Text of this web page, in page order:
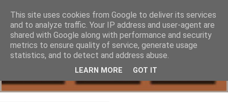
This site uses cookies from Google to deliver its services
and to analyze traffic. Your IP address and user-agent are
shared with Google along with performance and security
metrics to ensure quality of service, generate usage
statistics, and to detect and address abuse.
LEARN MORE GOT IT